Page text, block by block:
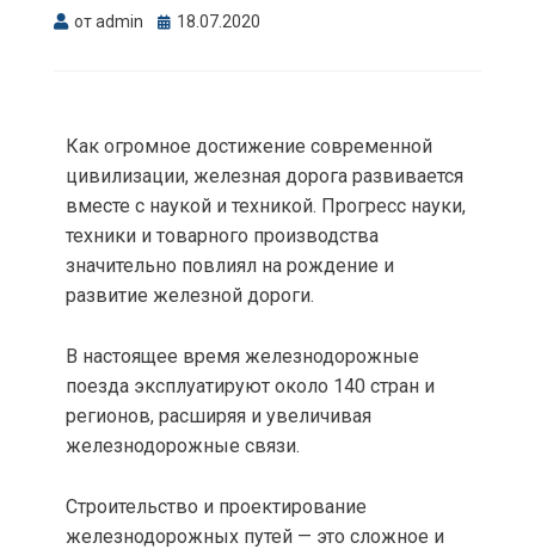
отadmin 18.07.2020
Как огромное достижение современной
цивилизации, железная дорога развивается
вместе с наукой и техникой. Прогресс науки,
техники и товарного производства
значительно повлиял на рождение и
развитие железной дороги.
В настоящее время железнодорожные
поезда эксплуатируют около 140 стран и
регионов, расширяя и увеличивая
железнодорожные связи.
Строительство и проектирование
железнодорожных путей — это сложное и